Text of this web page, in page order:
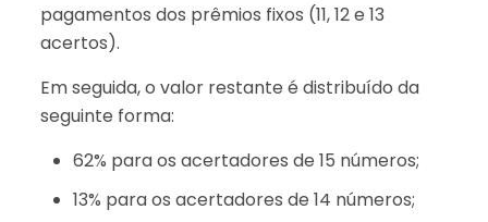
pagamentos dos prêmios fixos (11, 12 e 13
acertos).
Em seguida, o valor restante é distribuído da
seguinte forma:
62% para os acertadores de 15 números;
13% para os acertadores de 14 números;